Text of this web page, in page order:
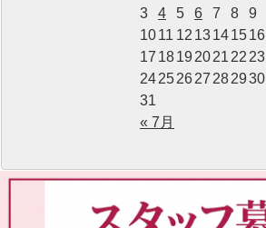
« 7月
3
4 5 6 7 8
9
1011 12 13141516
17 1819 2021 22 23
24252627 282930
31